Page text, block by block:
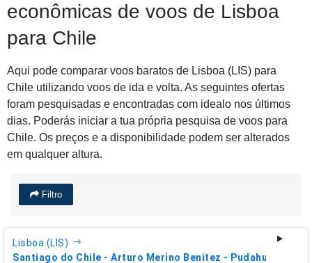
econômicas de voos de Lisboa
para Chile
Aqui pode comparar voos baratos de Lisboa (LIS) para
Chile utilizando voos de ida e volta. As seguintes ofertas
foram pesquisadas e encontradas com idealo nos últimos
dias. Poderás iniciar a tua própria pesquisa de voos para
Chile. Os preços e a disponibilidade podem ser alterados
em qualquer altura.
Filtro
Lisboa (LIS)
Santiago do Chile - Arturo Merino Benitez - Pudahuel (SCL)